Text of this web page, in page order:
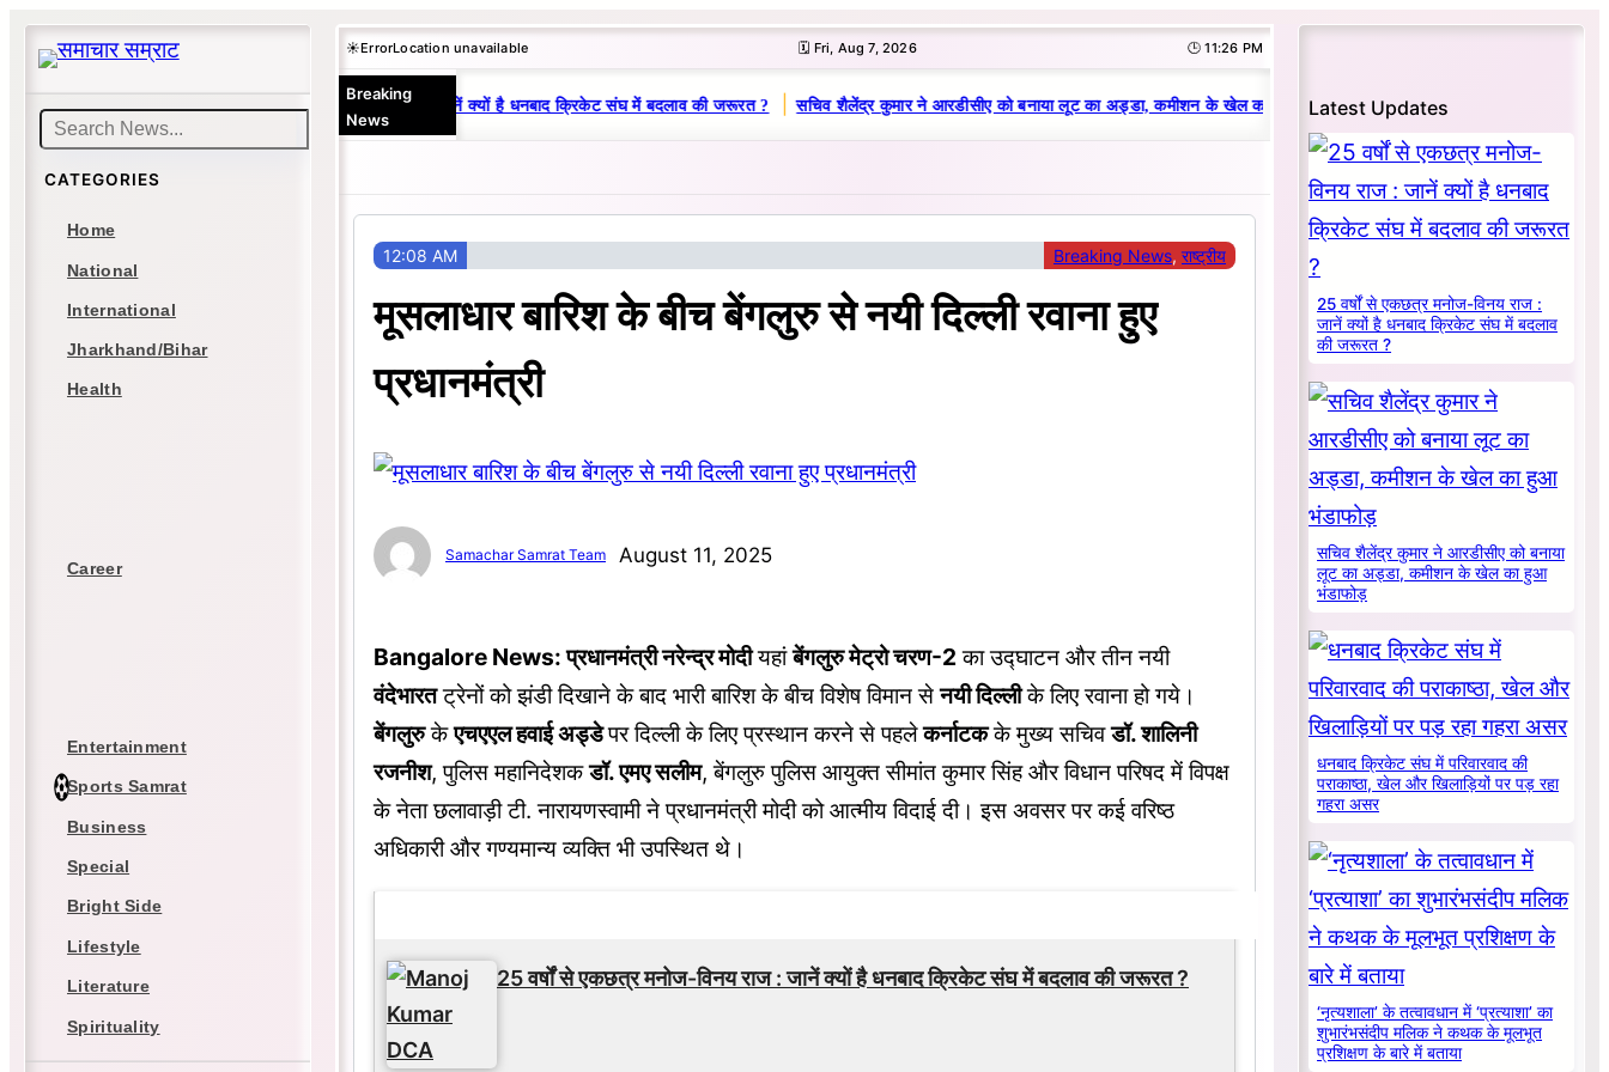
Skip
content
Search
CATEGORIES
Home
National
International
Jharkhand/Bihar
Health
Career
Entertainment
Sports Samrat
Business
Special
Bright Side
Lifestyle
Literature
Spirituality
☀️ErrorLocation unavailable 🗓️ Fri, Aug 7, 2026 🕒 11:26 PM
Breaking
News
25 वर्षों से एकछत्र मनोज-विनय राज : जानें क्यों है धनबाद क्रिकेट संघ में बदलाव की जरूरत ? | सचिव शैलेंद्र कुमार ने आरडीसीए को बनाया लूट का अड्डा, कमीशन के खेल का हुआ भंडाफोड़ | धनबाद क्रिकेट संघ में परिवारवाद की
12:08 AM Breaking News, राष्ट्रीय
मूसलाधार बारिश के बीच बेंगलुरु से नयी दिल्ली रवाना हुए
प्रधानमंत्री
Samachar Samrat Team August 11, 2025
Bangalore News: प्रधानमंत्री नरेन्द्र मोदीयहांबेंगलुरु मेट्रो चरण-2 का उद्घाटन और तीन नयी
वंदेभारतट्रेनों को झंडी दिखाने के बाद भारी बारिश के बीच विशेष विमान सेनयी दिल्लीके लिए रवाना हो गये।
बेंगलुरुकेएचएएल हवाई अड्डेपर दिल्ली के लिए प्रस्थान करने से पहलेकर्नाटकके मुख्य सचिवडॉ. शालिनी
रजनीश, पुलिस महानिदेशकडॉ. एमए सलीम, बेंगलुरु पुलिस आयुक्त सीमांत कुमार सिंह और विधान परिषद में विपक्ष
के नेता छलावाड़ी टी. नारायणस्वामी ने प्रधानमंत्री मोदी को आत्मीय विदाई दी। इस अवसर पर कई वरिष्ठ
अधिकारी और गण्यमान्य व्यक्ति भी उपस्थित थे।
25 वर्षों से एकछत्र मनोज-विनय राज : जानें क्यों है धनबाद क्रिकेट संघ में बदलाव की जरूरत ?
Latest Updates
25 वर्षों से एकछत्र मनोज-विनय राज :
जानें क्यों है धनबाद क्रिकेट संघ में बदलाव
की जरूरत ?
सचिव शैलेंद्र कुमार ने आरडीसीए को बनाया
लूट का अड्डा, कमीशन के खेल का हुआ
भंडाफोड़
धनबाद क्रिकेट संघ में परिवारवाद की
पराकाष्ठा, खेल और खिलाड़ियों पर पड़ रहा
गहरा असर
‘नृत्यशाला’ के तत्वावधान में ‘प्रत्याशा’ का
शुभारंभसंदीप मलिक ने कथक के मूलभूत
प्रशिक्षण के बारे में बताया